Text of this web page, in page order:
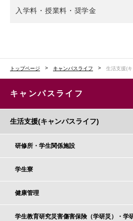
入学料・授業料・奨学金
トップページ キャンパスライフ 生活支援(
キャンパスライフ
生活支援(キャンパスライフ)
研修所・学生関係施設
学生寮
健康管理
学生教育研究災害傷害保険（学研災）・学